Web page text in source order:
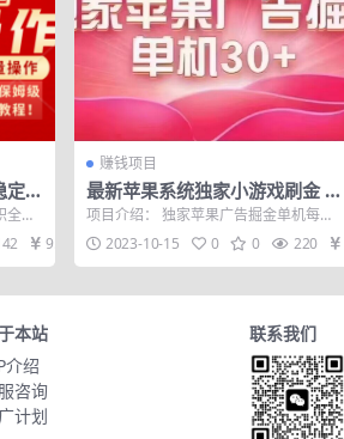
定2
频
全职
日收
9.9
赚钱项目
最新苹果系统独家小游戏刷金 单
机日入30-50 稳定长久吃肉玩法
项目介绍： 独家苹果广告掘金单机每天2
0-50 目前平台每天可以看30-50个广...
2023-10-15 0 0 220
本站
介绍
咨询
计划
联系我们